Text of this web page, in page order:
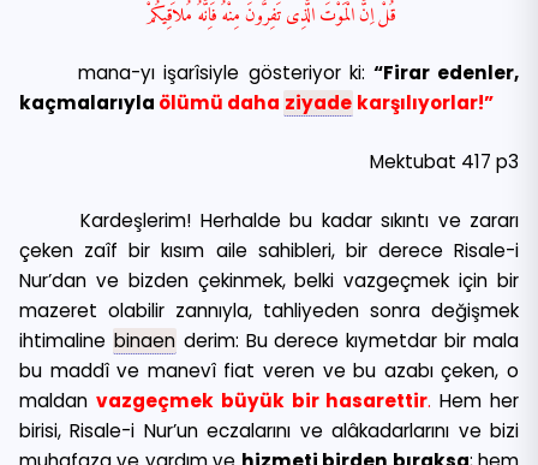
قُلْ اِنَّ الْمَوْتَ الَّذِى تَفِرُّونَ مِنْهُ فَاِنَّهُ مُلاَقِيكُمْ
mana-yı işarîsiyle gösteriyor ki: “Firar edenler,
kaçmalarıyla ölümü daha ziyade karşılıyorlar!”
Mektubat 417 p3
Kardeşlerim! Herhalde bu kadar sıkıntı ve zararı
çeken zaîf bir kısım aile sahibleri, bir derece Risale-i
Nur’dan ve bizden çekinmek, belki vazgeçmek için bir
mazeret olabilir zannıyla, tahliyeden sonra değişmek
ihtimaline binaen derim: Bu derece kıymetdar bir mala
bu maddî ve manevî fiat veren ve bu azabı çeken, o
maldan vazgeçmek büyük bir hasarettir. Hem her
birisi, Risale-i Nur’un eczalarını ve alâkadarlarını ve bizi